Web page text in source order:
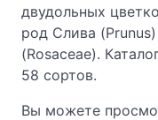
двудольных
род Слива
(Rosaceae).
58 сортов.
Вы можете